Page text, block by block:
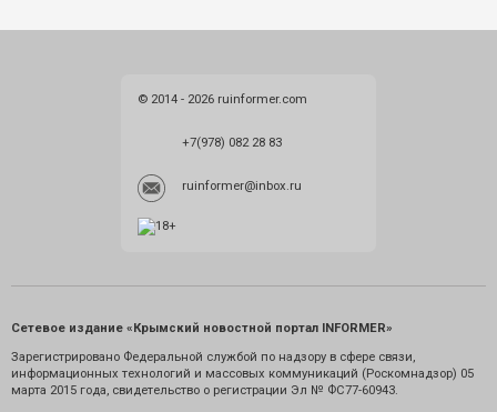
© 2014 - 2026 ruinformer.com
+7(978) 082 28 83
ruinformer@inbox.ru
Сетевое издание «Крымский новостной портал INFORMER»
Зарегистрировано Федеральной службой по надзору в сфере связи,
информационных технологий и массовых коммуникаций (Роскомнадзор) 05
марта 2015 года, свидетельство о регистрации Эл № ФС77-60943.